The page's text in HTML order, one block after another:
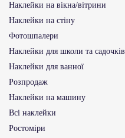
Наклейки на вікна/вітрини
Наклейки на стіну
Фотошпалери
Наклейки для школи та садочків
Наклейки для ванної
Розпродаж
Наклейки на машину
Всі наклейки
Ростоміри